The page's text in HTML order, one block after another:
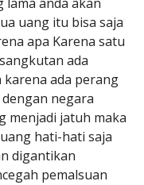
uang itu bisa saja
apa Karena satu
ada
ada perang
negara
menjadi jatuh maka
hati-hati saja
digantikan
pemalsuan